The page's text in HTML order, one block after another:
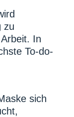
zu
In
To-do-
sich